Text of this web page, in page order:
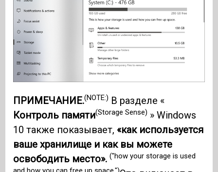
ПРИМЕЧАНИЕ.(NOTE:) В разделе «
Контроль памяти(Storage Sense) » Windows
10 также показывает, «как используется
ваше хранилище и как вы можете
освободить место».("how your storage is used